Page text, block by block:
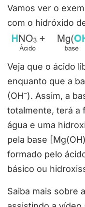
Vamos ver o
com o hidróxido
Veja que o ácido
enquanto que a
(OH–). Assim, a
totalmente, terá a
água e uma
pela base [Mg(OH)
formado pelo
básico ou
Saiba mais sobre